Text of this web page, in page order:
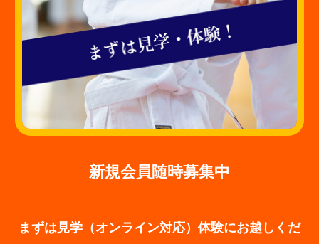
新規会員随時募集中
まずは見学（オンライン対応）体験にお越しくだ